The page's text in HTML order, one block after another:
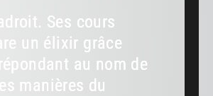
Ses cours
un élixir grâce
au nom de
manières du